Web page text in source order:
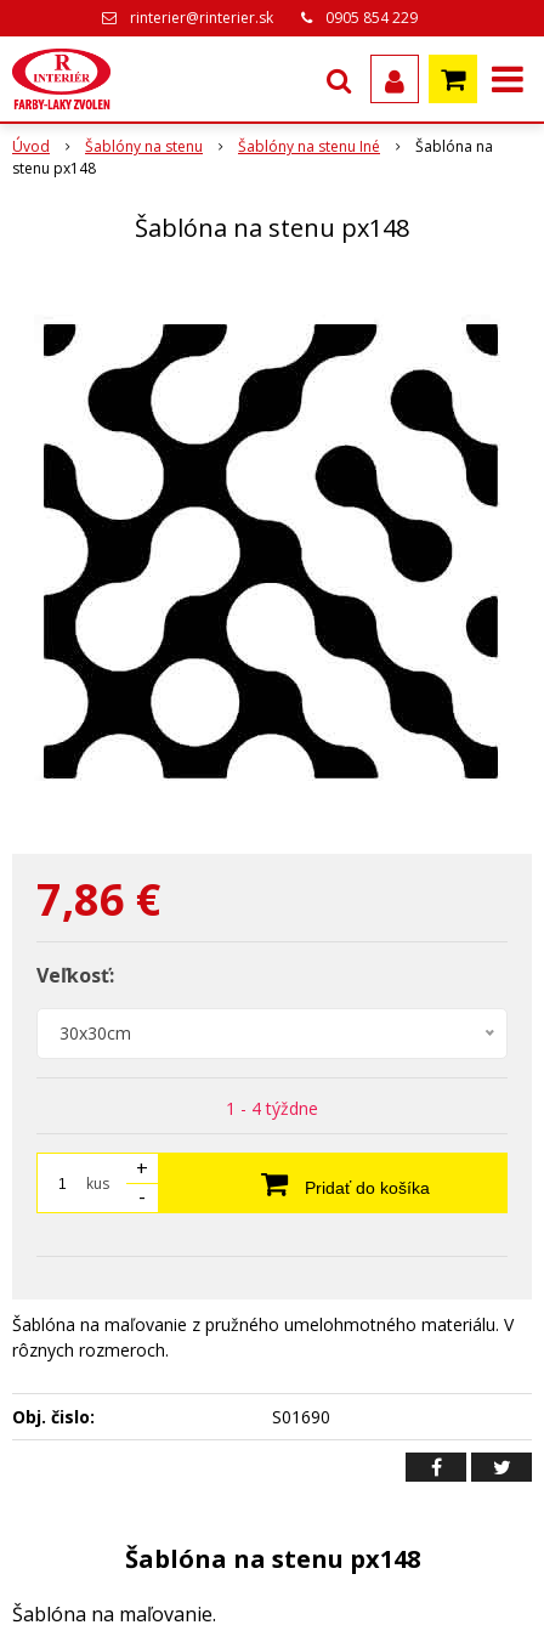
rinterier@rinterier.sk 0905 854 229
Úvod Šablóny na stenu Šablóny na stenu Iné
Šablóna na
stenu px148
Šablóna na stenu px148
7,86 €
Veľkosť:
30x30cm
1 - 4 týždne
kus
+
-
Pridať do košíka
Šablóna na maľovanie z pružného umelohmotného materiálu. V
rôznych rozmeroch.
Obj. čislo: S01690
Šablóna na stenu px148
Šablóna na maľovanie.